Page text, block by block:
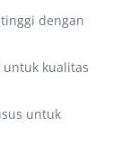
dengan
kualitas
untuk